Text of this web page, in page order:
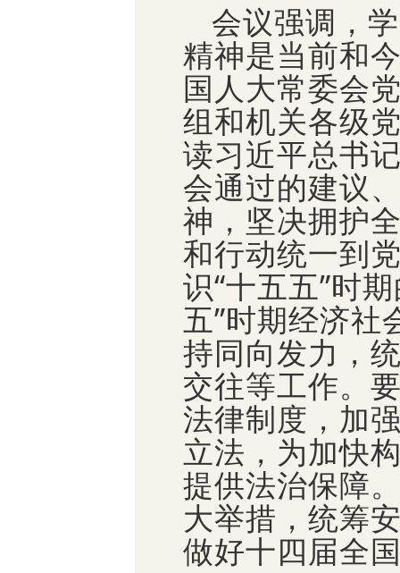
会议强调，
精神是当前和
国人大常委会
组和机关各级
读习近平总书
会通过的建议
神，坚决拥护
和行动统一到
识“十五五”时
五”时期经济社
持同向发力，
交往等工作。
法律制度，加
立法，为加快
提供法治保障
大举措，统筹
做好十四届全